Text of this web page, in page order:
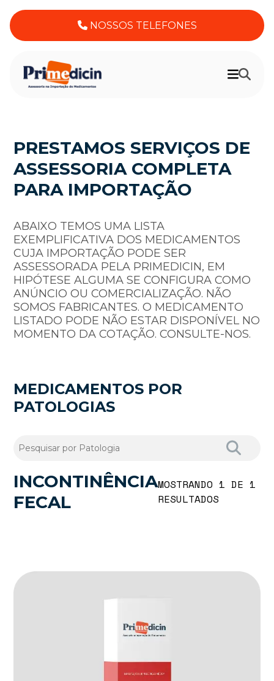
NOSSOS TELEFONES
PRESTAMOS SERVIÇOS DE
ASSESSORIA COMPLETA
PARA IMPORTAÇÃO
ABAIXO TEMOS UMA LISTA
EXEMPLIFICATIVA DOS MEDICAMENTOS
CUJA IMPORTAÇÃO PODE SER
ASSESSORADA PELA PRIMEDICIN, EM
HIPÓTESE ALGUMA SE CONFIGURA COMO
ANÚNCIO OU COMERCIALIZAÇÃO. NÃO
SOMOS FABRICANTES. O MEDICAMENTO
LISTADO PODE NÃO ESTAR DISPONÍVEL NO
MOMENTO DA COTAÇÃO. CONSULTE-NOS.
MEDICAMENTOS POR
PATOLOGIAS
INCONTINÊNCIA
FECAL
MOSTRANDO 1 DE 1
RESULTADOS